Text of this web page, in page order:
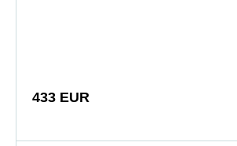
433 EUR